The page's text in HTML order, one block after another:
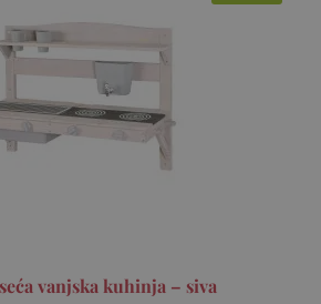
vanjska kuhinja – siva